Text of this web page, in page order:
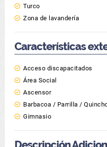
Turco
Zona de lavandería
Características
Acceso discapacitados
Área Social
Ascensor
Barbacoa / Parrilla /
Gimnasio